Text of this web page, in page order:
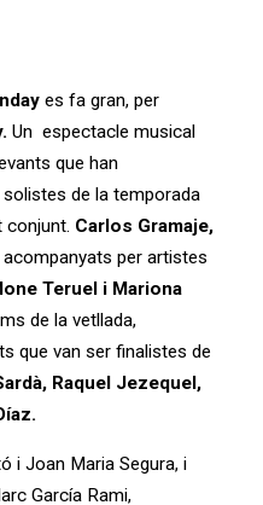
es fa gran, per
Un espectacle musical
que han
de la temporada
conjunt. Carlos Gramaje,
acompanyats per artistes
Teruel i Mariona
de la vetllada,
que van ser finalistes de
Raquel Jezequel,
i Joan Maria Segura, i
García Rami,